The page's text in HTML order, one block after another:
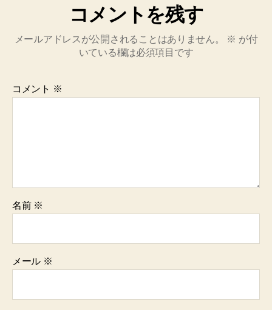
コメントを残す
メールアドレスが公開されることはありません。 ※ が付
いている欄は必須項目です
コメント ※
名前 ※
メール ※